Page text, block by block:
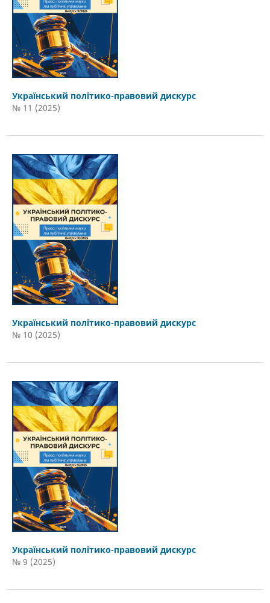
Український політико-правовий дискурс
№ 11 (2025)
Український політико-правовий дискурс
№ 10 (2025)
Український політико-правовий дискурс
№ 9 (2025)